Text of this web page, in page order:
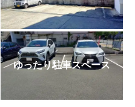
ゆったり駐車スペース